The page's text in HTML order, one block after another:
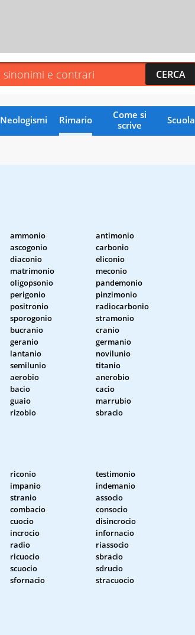
Neologismi Rimario
Come si
scrive
Scuola
ammonio
antimonio
ascogonio
carbonio
diaconio
eliconio
matrimonio
meconio
oligopsonio
pandemonio
perigonio
pinzimonio
positronio
radiocarbonio
sporogonio
stramonio
bucranio
cranio
geranio
germanio
lantanio
novilunio
semilunio
titanio
aerobio
anerobio
bacio
cacio
guaio
marrubio
rizobio
sbracio
riconio
testimonio
impanio
indemanio
stranio
associo
combacio
consocio
cuocio
disincrocio
incrocio
infornacio
radio
riassocio
ricuocio
sbracio
scuocio
sdrucio
sfornacio
stracuocio